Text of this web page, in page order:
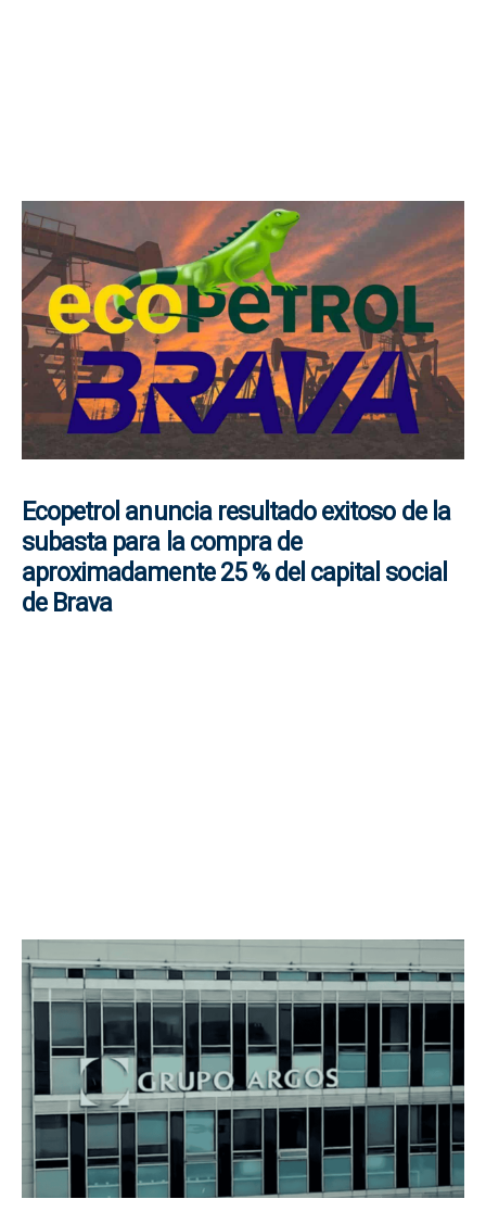
Ecopetrol anuncia resultado exitoso de la
subasta para la compra de
aproximadamente 25 % del capital social
de Brava